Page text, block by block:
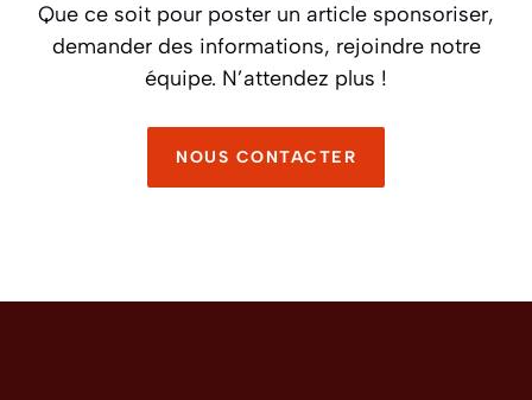
Que ce soit pour poster un article sponsoriser,
demander des informations, rejoindre notre
équipe. N’attendez plus !
NOUS CONTACTER